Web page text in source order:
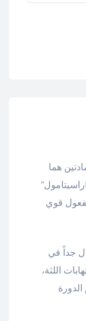
هما
قوي
جداً في
اللثة،